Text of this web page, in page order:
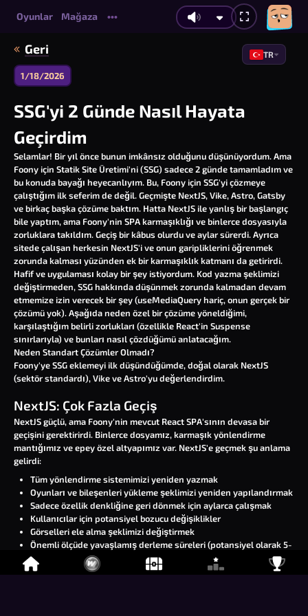
Oyunlar Mağaza •••
Geri TR
1/18/2026
SSG'yi 2 Günde Nasıl Hayata
Geçirdim
Selamlar! Bir yıl önce bunun imkânsız olduğunu düşünüyordum. Ama
Foony için Statik Site Üretimi'ni (SSG) sadece 2 günde tamamladım ve
bu konuda bayağı heyecanlıyım. Bu, Foony için SSG'yi çözmeye
çalıştığım ilk seferim de değil. Geçmişte NextJS, Vike, Astro, Gatsby
ve birkaç başka çözüme baktım. Hatta NextJS ile yanlış bir başlangıç
bile yaptım, ama Foony'nin SPA karmaşıklığı ve binlerce dosyasıyla
zorluklara takıldım. Geçiş bir kâbus olurdu ve aylar sürerdi. Ayrıca
sitede çalışan herkesin NextJS'i ve onun garipliklerini öğrenmek
zorunda kalması yüzünden ek bir karmaşıklık katmanı da getirirdi.
Hafif ve uygulaması kolay bir şey istiyordum. Kod yazma şeklimizi
değiştirmeden, SSG hakkında düşünmek zorunda kalmadan devam
etmemize izin verecek bir şey (useMediaQueryhariç, onun gerçek bir
çözümü yok). Aşağıda neden özel bir çözüme yöneldiğimi,
karşılaştığım belirli zorlukları (özellikle React'in Suspense
sınırlarıyla) ve bunları nasıl çözdüğümü anlatacağım.
Neden Standart Çözümler Olmadı?
Foony'ye SSG eklemeyi ilk düşündüğümde, doğal olarak NextJS
(sektör standardı), Vike ve Astro'yu değerlendirdim.
NextJS: Çok Fazla Geçiş
NextJS güçlü, ama Foony'nin mevcut React SPA'sının devasa bir
geçişini gerektirirdi. Binlerce dosyamız, karmaşık yönlendirme
mantığımız ve epey özel altyapımız var. NextJS'e geçmek şu anlama
gelirdi:
Tüm yönlendirme sistemimizi yeniden yazmak
Oyunları ve bileşenleri yükleme şeklimizi yeniden yapılandırmak
Sadece özellik denkliğine geri dönmek için aylarca çalışmak
Kullanıcılar için potansiyel bozucu değişiklikler
Görselleri ele alma şeklimizi değiştirmek
Önemli ölçüde yavaşlamış derleme süreleri (potansiyel olarak 5-
30 dakika. Bunu destekleyecek somut rakamlarım yok, sadece
GitHub'daki 5 yıllık şu tartışmavar)